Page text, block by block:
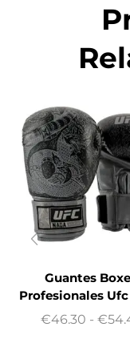
Guantes
Profesionales
€46.30 - €